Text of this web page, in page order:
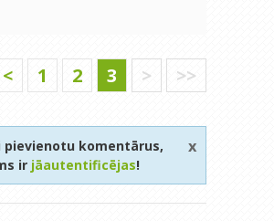
< 1 2 3 > >>
pievienotu komentārus,
ir jāautentificējas!
x